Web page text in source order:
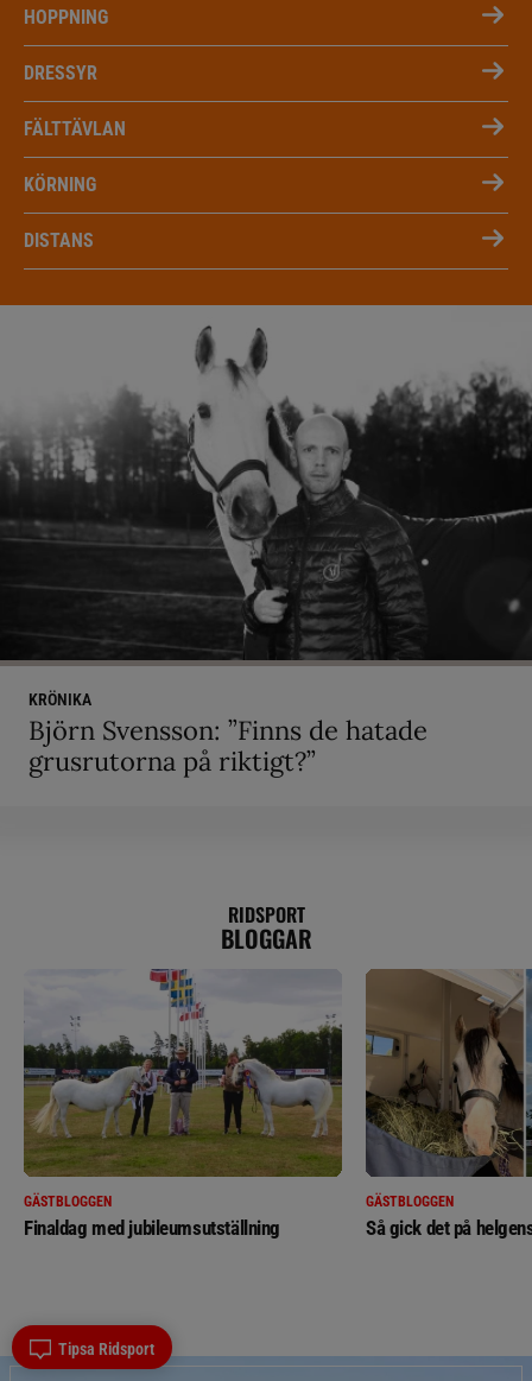
HOPPNING
DRESSYR
FÄLTTÄVLAN
KÖRNING
DISTANS
KRÖNIKA
Björn Svensson: ”Finns de hatade
grusrutorna på riktigt?”
RIDSPORT
BLOGGAR
GÄSTBLOGGEN
Finaldag med jubileumsutställning
GÄSTBLOGGEN
Så gick det på
Tipsa Ridsport